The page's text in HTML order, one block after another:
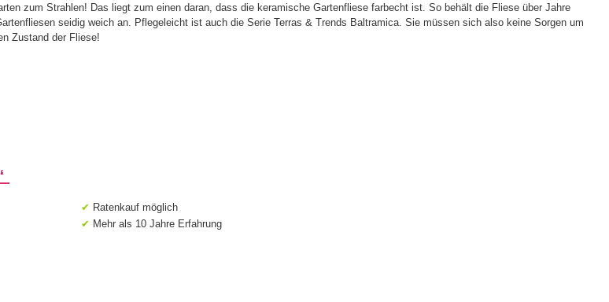
zum Strahlen! Das liegt zum einen daran, dass die keramische Gartenfliese farbecht ist. So behält die Fliese über Jahre
seidig weich an. Pflegeleicht ist auch die Serie Terras & Trends Baltramica. Sie müssen sich also keine Sorgen um
Zustand der Fliese!
✔ Ratenkauf möglich
✔ Mehr als 10 Jahre Erfahrung